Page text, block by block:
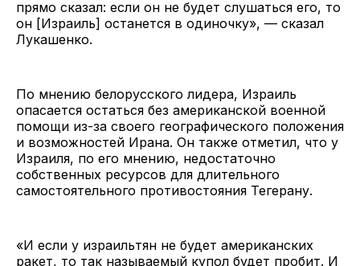
прямо сказал: если он не будет слушаться его, то
он [Израиль] останется в одиночку», — сказал
Лукашенко.
По мнению белорусского лидера, Израиль
опасается остаться без американской военной
помощи из-за своего географического положения
и возможностей Ирана. Он также отметил, что у
Израиля, по его мнению, недостаточно
собственных ресурсов для длительного
самостоятельного противостояния Тегерану.
«И если у израильтян не будет американских
ракет, то так называемый купол будет пробит. И